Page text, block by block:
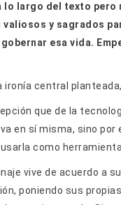
lo largo del texto pero
y sagrados
gobernar esa vida.
ironía central
que de la
en sí misma, sino por
como
vive de acuerdo a
poniendo sus